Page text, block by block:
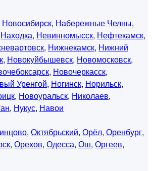
Новосибирск, Набережные Челны,
Находка, Невинномысск, Нефтекамск,
, Нижнекамск, Нижний
, Новокуйбышевск, Новомосковск,
, Новочеркасск,
Уренгой, Ногинск, Норильск,
, Новоуральск, Николаев,
, Нукус, Навои
, Октябрьский, Орёл, Оренбург,
, Орехов, Одесса, Ош, Оргеев,